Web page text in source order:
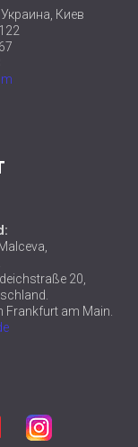
Киев
20,
Frankfurt am Main.
Instagram